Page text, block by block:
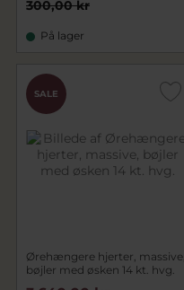
300,00 kr
På lager
SALE
Ørehængere hjerter, massive,
bøjler med øsken 14 kt. hvg.